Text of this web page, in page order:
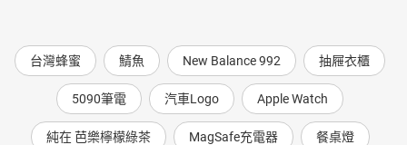
台灣蜂蜜 鯖魚 New Balance 992 抽屜衣櫃
5090筆電 汽車Logo Apple Watch
純在 芭樂檸檬綠茶 MagSafe充電器 餐桌燈